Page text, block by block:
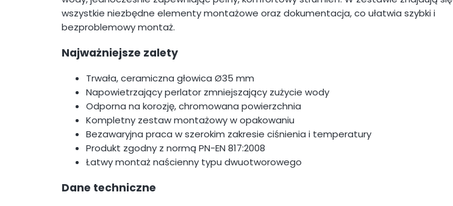
wszystkie niezbędne elementy montażowe oraz dokumentacja, co ułatwia szybki i
bezproblemowy montaż.
Najważniejsze zalety
Trwała, ceramiczna głowica Ø35 mm
Napowietrzający perlator zmniejszający zużycie wody
Odporna na korozję, chromowana powierzchnia
Kompletny zestaw montażowy w opakowaniu
Bezawaryjna praca w szerokim zakresie ciśnienia i temperatury
Produkt zgodny z normą PN-EN 817:2008
Łatwy montaż naścienny typu dwuotworowego
Dane techniczne